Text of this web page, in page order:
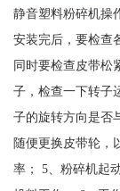
静音塑料粉碎机操
安装完后，要检查
同时要检查皮带松
子，检查一下转子
子的旋转方向是否
随便更换皮带轮，
率； 5、粉碎机起